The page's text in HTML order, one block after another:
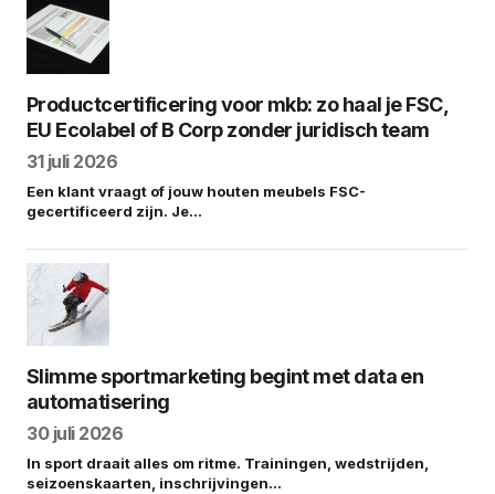
Productcertificering voor mkb: zo haal je FSC,
EU Ecolabel of B Corp zonder juridisch team
31 juli 2026
Een klant vraagt of jouw houten meubels FSC-
gecertificeerd zijn. Je…
Slimme sportmarketing begint met data en
automatisering
30 juli 2026
In sport draait alles om ritme. Trainingen, wedstrijden,
seizoenskaarten, inschrijvingen…